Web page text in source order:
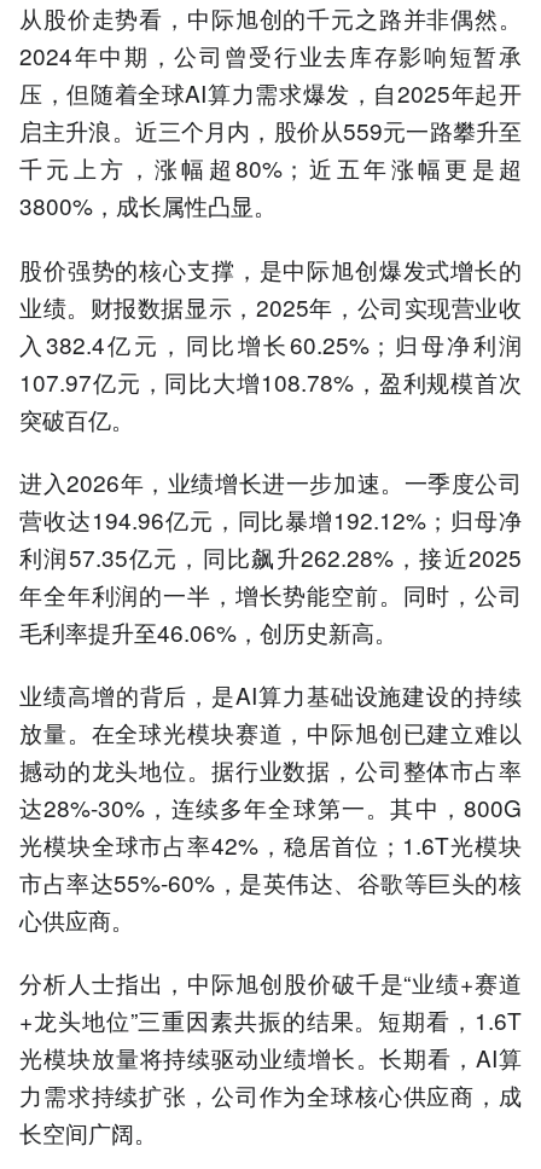
从股价走势看，中际旭创的千元之路并非偶然。
2024年中期，公司曾受行业去库存影响短暂承
压，但随着全球AI算力需求爆发，自2025年起开
启主升浪。近三个月内，股价从559元一路攀升至
千元上方，涨幅超80%；近五年涨幅更是超
3800%，成长属性凸显。
股价强势的核心支撑，是中际旭创爆发式增长的
业绩。财报数据显示，2025年，公司实现营业收
入382.4亿元，同比增长60.25%；归母净利润
107.97亿元，同比大增108.78%，盈利规模首次
突破百亿。
进入2026年，业绩增长进一步加速。一季度公司
营收达194.96亿元，同比暴增192.12%；归母净
利润57.35亿元，同比飙升262.28%，接近2025
年全年利润的一半，增长势能空前。同时，公司
毛利率提升至46.06%，创历史新高。
业绩高增的背后，是AI算力基础设施建设的持续
放量。在全球光模块赛道，中际旭创已建立难以
撼动的龙头地位。据行业数据，公司整体市占率
达28%-30%，连续多年全球第一。其中，800G
光模块全球市占率42%，稳居首位；1.6T光模块
市占率达55%-60%，是英伟达、谷歌等巨头的核
心供应商。
分析人士指出，中际旭创股价破千是“业绩+赛道
+龙头地位”三重因素共振的结果。短期看，1.6T
光模块放量将持续驱动业绩增长。长期看，AI算
力需求持续扩张，公司作为全球核心供应商，成
长空间广阔。